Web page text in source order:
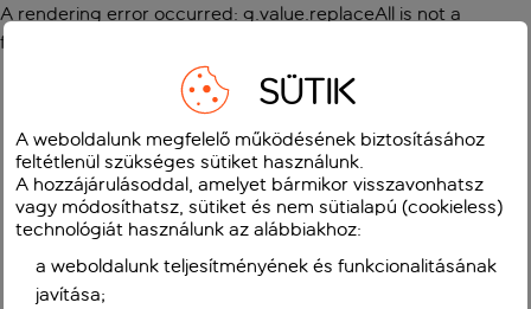
A rendering error occurred: g.value.replaceAll is not a
function
SÜTIK
A weboldalunk megfelelő működésének biztosításához
feltétlenül szükséges sütiket használunk.
A hozzájárulásoddal, amelyet bármikor visszavonhatsz
vagy módosíthatsz, sütiket és nem sütialapú (cookieless)
technológiát használunk az alábbiakhoz:
a weboldalunk teljesítményének és funkcionalitásának
javítása;